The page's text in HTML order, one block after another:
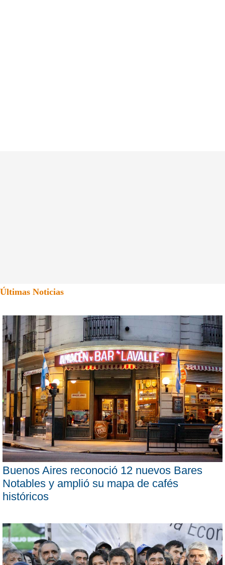
Últimas Noticias
Buenos Aires reconoció 12 nuevos Bares
Notables y amplió su mapa de cafés
históricos